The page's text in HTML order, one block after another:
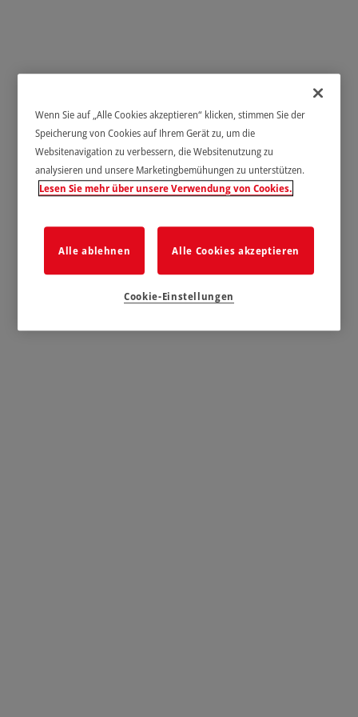
Wenn Sie auf „Alle Cookies akzeptieren“ klicken, stimmen Sie der
Speicherung von Cookies auf Ihrem Gerät zu, um die
Websitenavigation zu verbessern, die Websitenutzung zu
analysieren und unsere Marketingbemühungen zu unterstützen.
Lesen Sie mehr über unsere Verwendung von Cookies.
Alle ablehnen Alle Cookies akzeptieren
Cookie-Einstellungen